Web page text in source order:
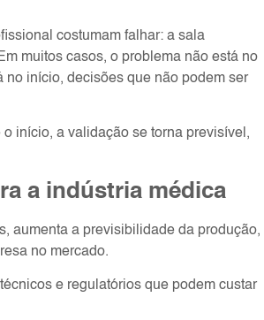
costumam falhar: a sala
muitos casos, o problema não está no
no início, decisões que não podem ser
início, a validação se torna previsível,
a indústria médica
aumenta a previsibilidade da produção,
no mercado.
e regulatórios que podem custar